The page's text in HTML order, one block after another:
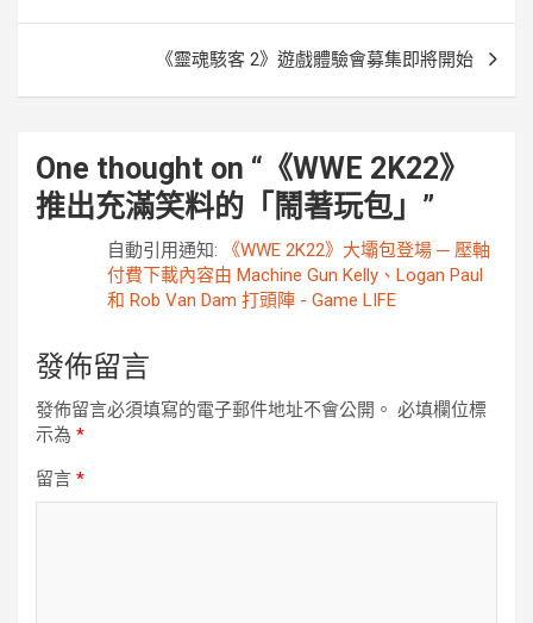
導
《靈魂駭客 2》遊戲體驗會募集即將開始
One thought on “ 《WWE 2K22》
推出充滿笑料的「鬧著玩包」 ”
自動引用通知:
《WWE 2K22》大壩包登場 ─ 壓軸
付費下載內容由 Machine Gun Kelly、Logan Paul
和 Rob Van Dam 打頭陣 - Game LIFE
發佈留言
發佈留言必須填寫的電子郵件地址不會公開。 必填欄位標
示為 *
留言 *